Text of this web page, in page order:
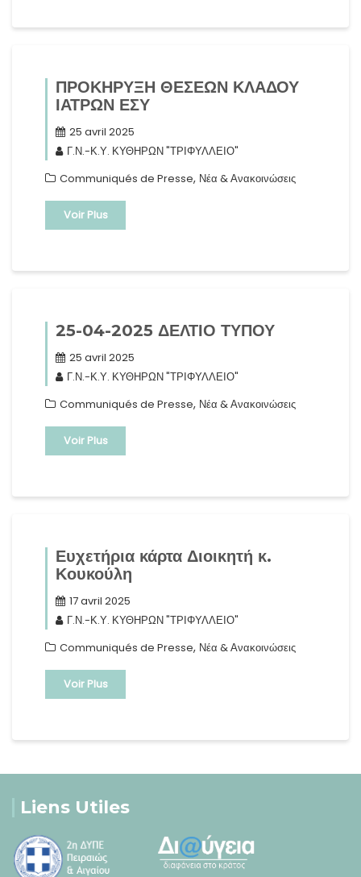
ΠΡΟΚΗΡΥΞΗ ΘΕΣΕΩΝ ΚΛΑΔΟΥ
ΙΑΤΡΩΝ ΕΣΥ
25 avril 2025
Γ.Ν.-Κ.Υ. ΚΥΘΗΡΩΝ "ΤΡΙΦΥΛΛΕΙΟ"
Communiqués de Presse, Νέα & Ανακοινώσεις
Voir Plus
25-04-2025 ΔΕΛΤΙΟ ΤΥΠΟΥ
25 avril 2025
Γ.Ν.-Κ.Υ. ΚΥΘΗΡΩΝ "ΤΡΙΦΥΛΛΕΙΟ"
Communiqués de Presse, Νέα & Ανακοινώσεις
Voir Plus
Ευχετήρια κάρτα Διοικητή κ.
Κουκούλη
17 avril 2025
Γ.Ν.-Κ.Υ. ΚΥΘΗΡΩΝ "ΤΡΙΦΥΛΛΕΙΟ"
Communiqués de Presse, Νέα & Ανακοινώσεις
Voir Plus
Liens Utiles